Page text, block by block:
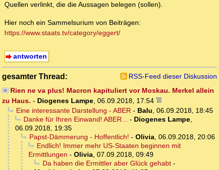
Quellen verlinkt, die die Aussagen belegen (sollen).
Hier noch ein Sammelsurium von Beiträgen:
https://www.staats.tv/category/eggert/
antworten
gesamter Thread:
RSS-Feed dieser Diskussion
Rien ne va plus! Macron kapituliert vor Moskau. Merkel allein
zu Haus. - Diogenes Lampe, 06.09.2018, 17:54
Eine interessante Darstellung - ABER- Balu, 06.09.2018, 18:45
Danke für Ihren Einwand! ABER... - Diogenes Lampe,
06.09.2018, 19:35
Papst-Dämmerung - Hoffentlich! - Olivia, 06.09.2018, 20:06
Endlich! Immer mehr US-Staaten beginnen mit
Ermittlungen - Olivia, 07.09.2018, 09:49
Da haben die Ermittler aber Glück gehabt-